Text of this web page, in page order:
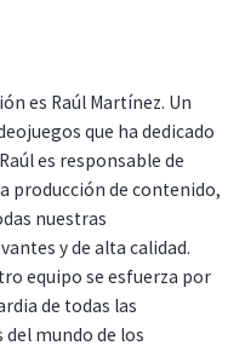
es Raúl Martínez. Un
que ha dedicado
es responsable de
producción de contenido,
nuestras
y de alta calidad.
equipo se esfuerza por
de todas las
del mundo de los